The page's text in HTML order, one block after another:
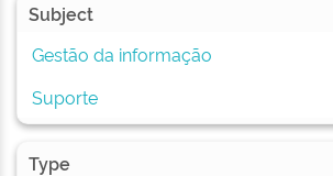
Subject
Gestão da informação
Suporte
Type